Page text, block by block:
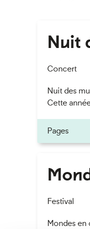
Nuit
Concert
Nuit des
Cette
Pages
Festival
Mondes en